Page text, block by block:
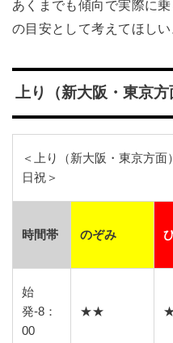
あくまでも傾向で実際に
の目安として考えてほしい
上り（新大阪・東京方
＜上り（新大阪・東京方
日祝＞
時間帯 のぞみ
始
発-8：
00
★★